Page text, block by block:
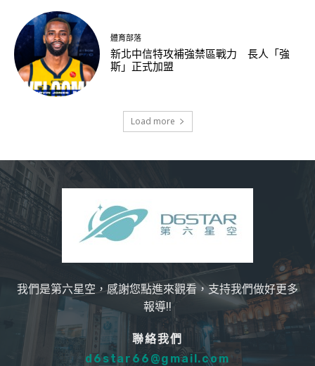
體育部落
新北中信特攻補強禁區戰力 長人「強
斯」正式加盟
Load more
我們是第六星空，感謝您點進來觀看，支持我們做好更多
報導!!
聯絡我們
d6star66@gmail.com